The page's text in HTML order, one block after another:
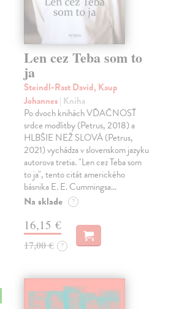
Len cez Teba som to
ja
Steindl-Rast David, Kaup
Johannes| Kniha
Po dvoch knihách VĎAČNOSŤ
srdce modlitby (Petrus, 2018) a
HLBŠIE NEŽ SLOVÁ (Petrus,
2021) vychádza v slovenskom jazyku
autorova tretia. "Len cez Teba som
to ja", tento citát amerického
básnika E. E. Cummingsa…
Na sklade ?
16,15 €
17,00 € ?